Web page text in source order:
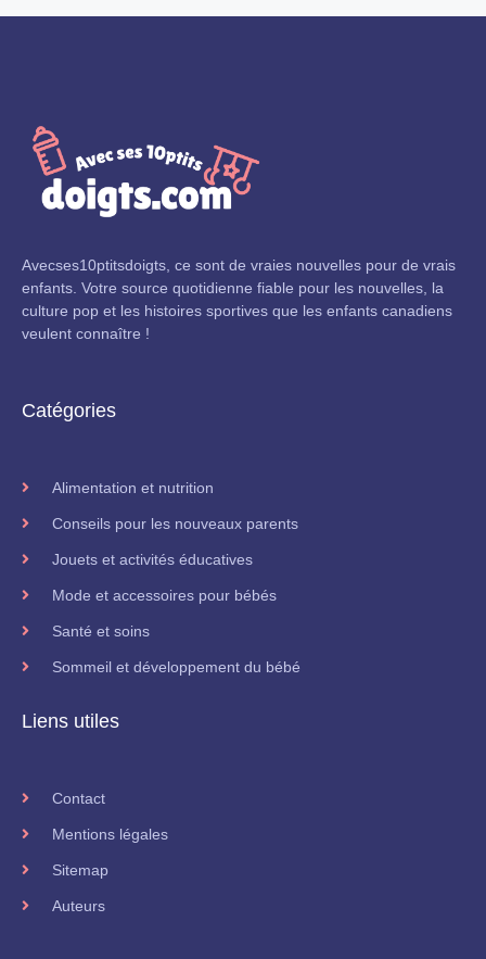
Avecses10ptitsdoigts, ce sont de vraies nouvelles pour de vrais
enfants. Votre source quotidienne fiable pour les nouvelles, la
culture pop et les histoires sportives que les enfants canadiens
veulent connaître !
Catégories
Alimentation et nutrition
Conseils pour les nouveaux parents
Jouets et activités éducatives
Mode et accessoires pour bébés
Santé et soins
Sommeil et développement du bébé
Liens utiles
Contact
Mentions légales
Sitemap
Auteurs